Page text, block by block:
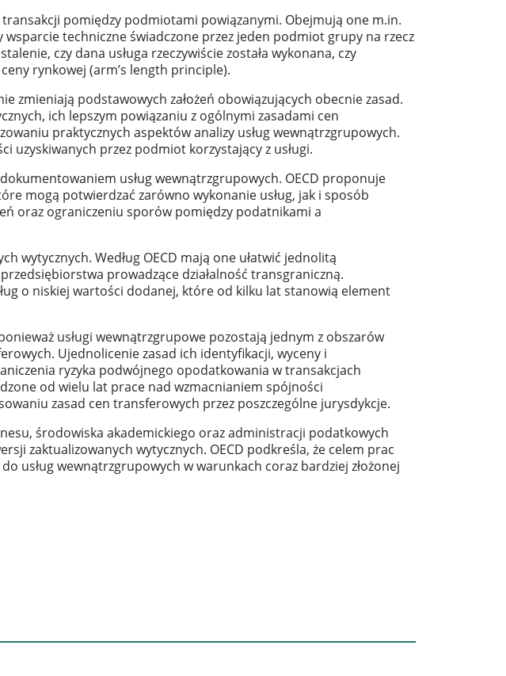
pomiędzy podmiotami powiązanymi. Obejmują one m.in.
techniczne świadczone przez jeden podmiot grupy na rzecz
czy dana usługa rzeczywiście została wykonana, czy
rynkowej (arm’s length principle).
zmieniają podstawowych założeń obowiązujących obecnie zasad.
ich lepszym powiązaniu z ogólnymi zasadami cen
praktycznych aspektów analizy usług wewnątrzgrupowych.
uzyskiwanych przez podmiot korzystający z usługi.
usług wewnątrzgrupowych. OECD proponuje
mogą potwierdzać zarówno wykonanie usług, jak i sposób
oraz ograniczeniu sporów pomiędzy podatnikami a
wytycznych. Według OECD mają one ułatwić jednolitą
prowadzące działalność transgraniczną.
o niskiej wartości dodanej, które od kilku lat stanowią element
usługi wewnątrzgrupowe pozostają jednym z obszarów
Ujednolicenie zasad ich identyfikacji, wyceny i
ryzyka podwójnego opodatkowania w transakcjach
od wielu lat prace nad wzmacnianiem spójności
zasad cen transferowych przez poszczególne jurysdykcje.
środowiska akademickiego oraz administracji podatkowych
zaktualizowanych wytycznych. OECD podkreśla, że celem prac
usług wewnątrzgrupowych w warunkach coraz bardziej złożonej